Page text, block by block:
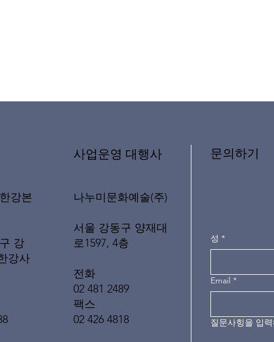
강본
강
강사
​사업운영 대행사
나누미문화예술(주)
서울 강동구 양재대
로1597, 4층
전화
02 481 2489
팩스
02 426 4818
문의하기
성 *
Email *
질문사힝을 입